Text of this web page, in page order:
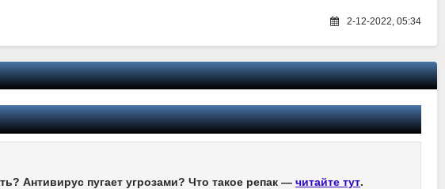
2-12-2022, 05:34
Антивирус пугает угрозами? Что такое репак — читайте тут.